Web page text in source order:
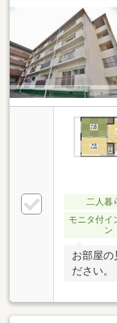
二人暮
モニタ付イ
ン
お部屋の
ださい。